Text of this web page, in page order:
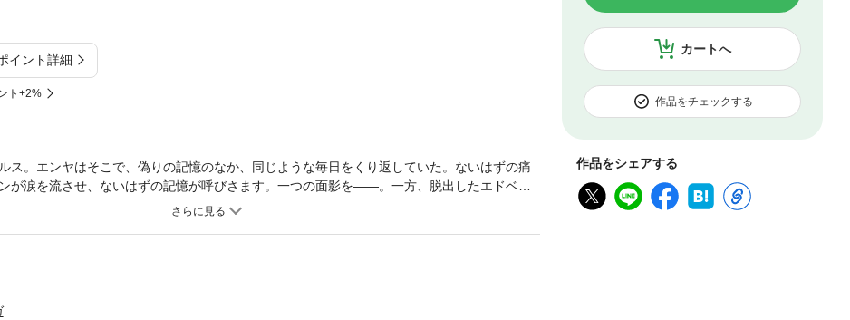
イント詳細
ト+2%
カートへ
作品をチェックする
作品をシェアする
ス。エンヤはそこで、偽りの記憶のなか、同じような毎日をくり返していた。ないはずの痛
涙を流させ、ないはずの記憶が呼びさます。一つの面影を――。一方、脱出したエドベリ
グルスを乗っ取ろうとするが……。復活！！90年代最高のサイバーパンク＆ラブストーリー